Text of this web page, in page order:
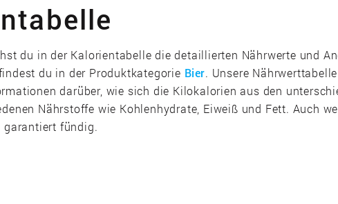
du in der Kalorientabelle die detaillierten Nährwerte und
du in der Produktkategorie Bier. Unsere
darüber, wie sich die Kilokalorien aus den
Nährstoffe wie Kohlenhydrate, Eiweiß und Fett. Auch
garantiert fündig.